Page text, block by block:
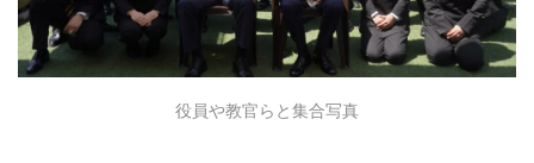
役員や教官らと集合写真